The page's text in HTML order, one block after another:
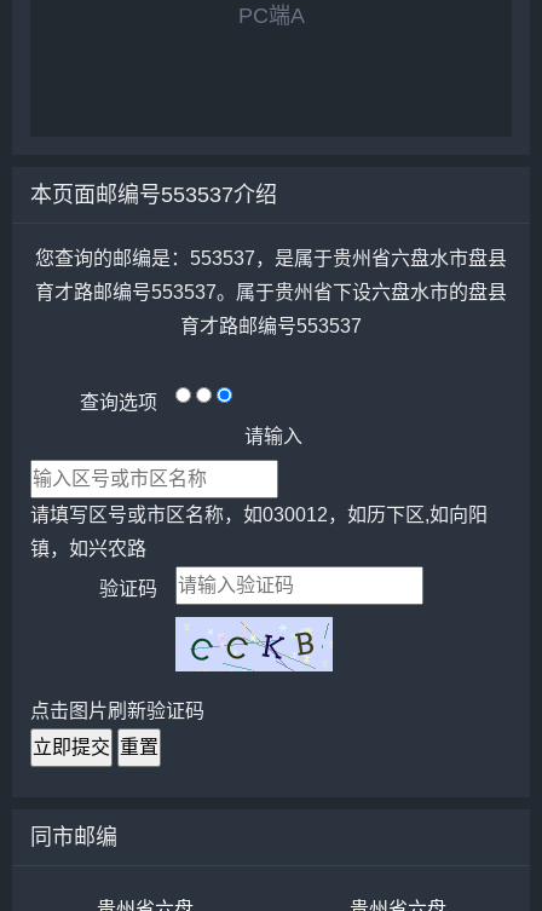
PC端A
本页面邮编号553537介绍
您查询的邮编是：553537，是属于贵州省六盘水市盘县
育才路邮编号553537。属于贵州省下设六盘水市的盘县
育才路邮编号553537
查询选项
请输入
请填写区号或市区名称，如030012，如历下区,如向阳
镇，如兴农路
验证码
点击图片刷新验证码
立即提交 重置
同市邮编